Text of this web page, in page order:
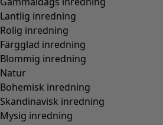
Lantlig inredning
Rolig inredning
Färgglad inredning
Blommig inredning
Natur
Bohemisk inredning
Skandinavisk inredning
Mysig inredning